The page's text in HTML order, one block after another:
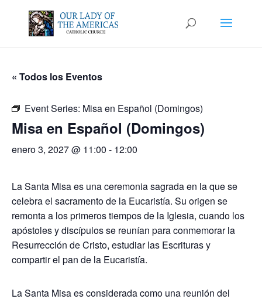
« Todos los Eventos
Event Series: Misa en Español (Domingos)
Misa en Español (Domingos)
enero 3, 2027 @ 11:00 - 12:00
La Santa Misa es una ceremonia sagrada en la que se
celebra el sacramento de la Eucaristía. Su origen se
remonta a los primeros tiempos de la Iglesia, cuando los
apóstoles y discípulos se reunían para conmemorar la
Resurrección de Cristo, estudiar las Escrituras y
compartir el pan de la Eucaristía.
La Santa Misa es considerada como una reunión del